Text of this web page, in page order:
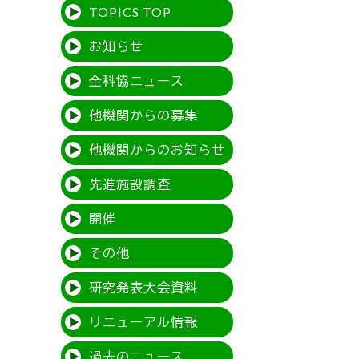
TOPICS TOP
お知らせ
全科協ニュース
他機関からの募集
他機関からのお知らせ
先進施設調査
開催
その他
研究発表大会資料
リニューアル情報
過去のニュース